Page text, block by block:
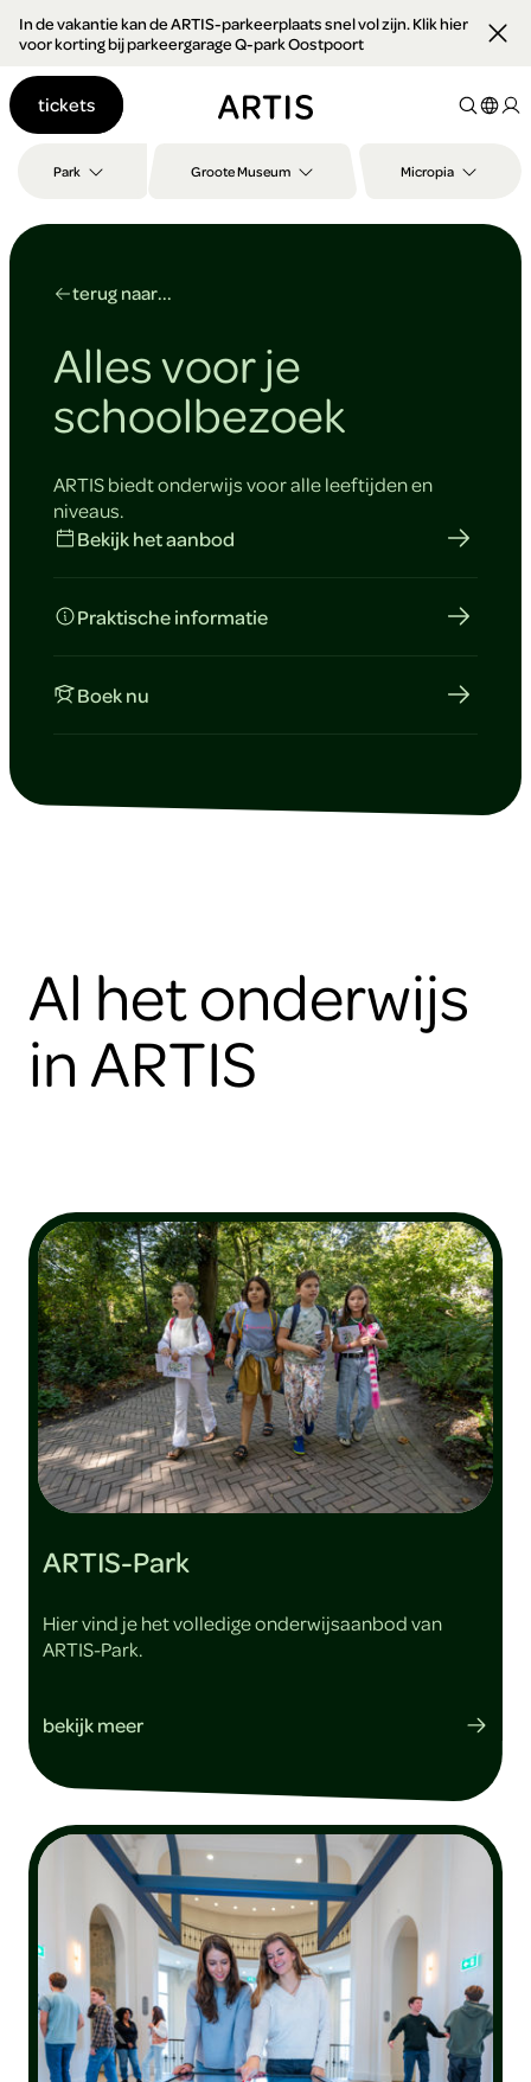
Ga naar
content
Ga
naar
zoeken
naar
In de vakantie kan de ARTIS-parkeerplaats snel vol zijn. Klik hier
voor korting bij parkeergarage Q-park Oostpoort
Park Groote Museum Micropia
tickets
terug naar...
Alles voor je
schoolbezoek
ARTIS biedt onderwijs voor alle leeftijden en
niveaus.
Bekijk het aanbod
Praktische informatie
Boek nu
Om
kunnen
ARTIS
Al het onderwijs
in ARTIS
ARTIS-Park
Hier vind je het volledige onderwijsaanbod van
ARTIS-Park.
bekijk meer